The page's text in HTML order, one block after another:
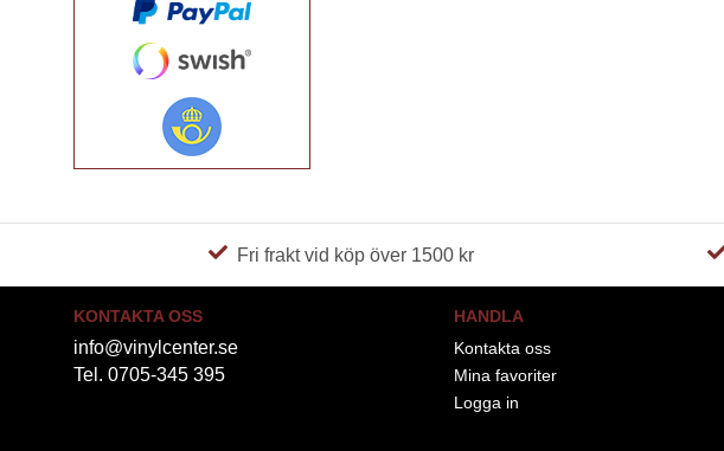
Fri frakt vid köp över 1500 kr
KONTAKTA OSS
info@vinylcenter.se
Tel. 0705-345 395
HANDLA
Kontakta oss
Mina favoriter
Logga in